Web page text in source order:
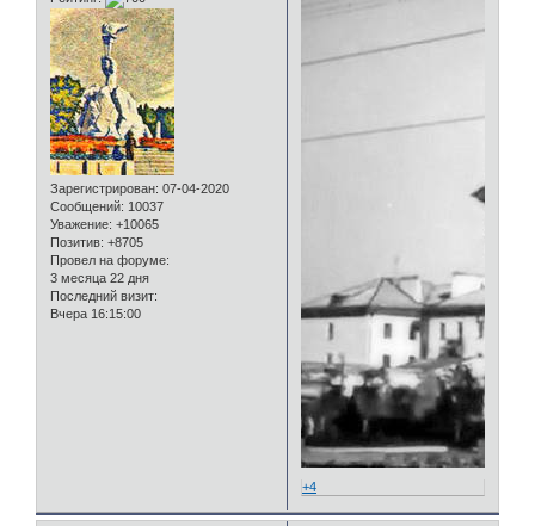
Зарегистрирован: 07-04-2020
Сообщений: 10037
Уважение: +10065
Позитив: +8705
Провел на форуме:
3 месяца 22 дня
Последний визит:
Вчера 16:15:00
+4